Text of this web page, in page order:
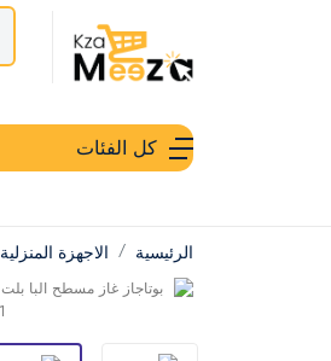
كل الفئات
الرئيسية الاجهزة المنزلية